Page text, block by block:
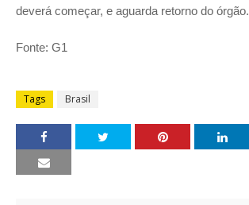
deverá começar, e aguarda retorno do órgão.
Fonte: G1
Tags Brasil